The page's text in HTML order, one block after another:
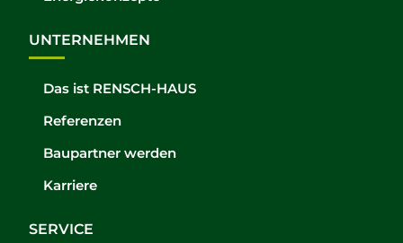
UNTERNEHMEN
Das ist RENSCH-HAUS
Referenzen
Baupartner werden
Karriere
SERVICE